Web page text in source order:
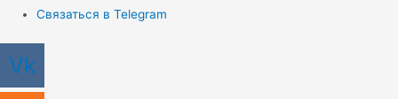
Связаться в Telegram
Vk